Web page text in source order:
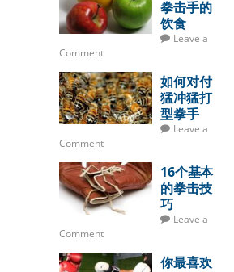
拳击手的
饮食
Leave a
Comment
如何对付
猛冲猛打
型拳手
Leave a
Comment
16个基本
的拳击技
巧
Leave a
Comment
你最喜欢